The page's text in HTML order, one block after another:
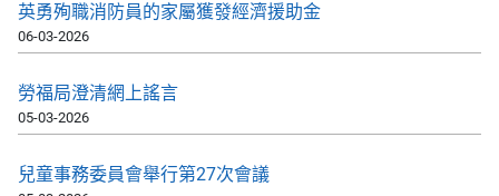
英勇殉職消防員的家屬獲發經濟援助金
06-03-2026
勞福局澄清網上謠言
05-03-2026
兒童事務委員會舉行第27次會議